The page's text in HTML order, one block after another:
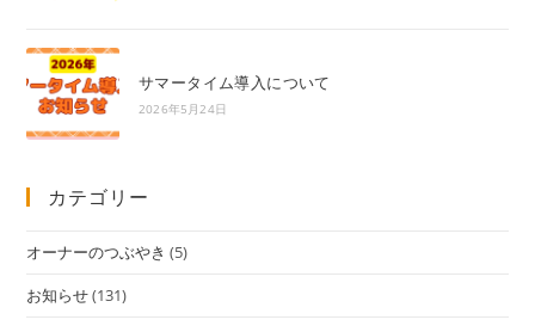
サマータイム導入について
2026年5月24日
カテゴリー
オーナーのつぶやき (5)
お知らせ(131)